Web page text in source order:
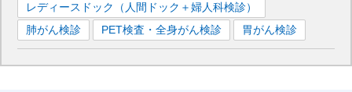
■JR伯備線
レディースドック（人間ドック＋婦人科検診）
肺がん検診
PET検査・全身がん検診 胃がん検診